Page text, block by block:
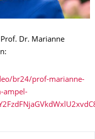
Dr. Marianne
br24/prof-marianne-
ampel-